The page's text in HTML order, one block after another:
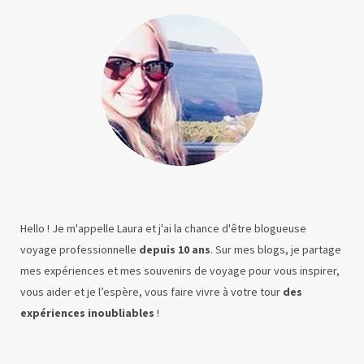
Hello ! Je m'appelle Laura et j'ai la chance d'être blogueuse
voyage professionnelle depuis 10 ans. Sur mes blogs, je partage
mes expériences et mes souvenirs de voyage pour vous inspirer,
vous aider et je l’espère, vous faire vivre à votre tour des
expériences inoubliables !